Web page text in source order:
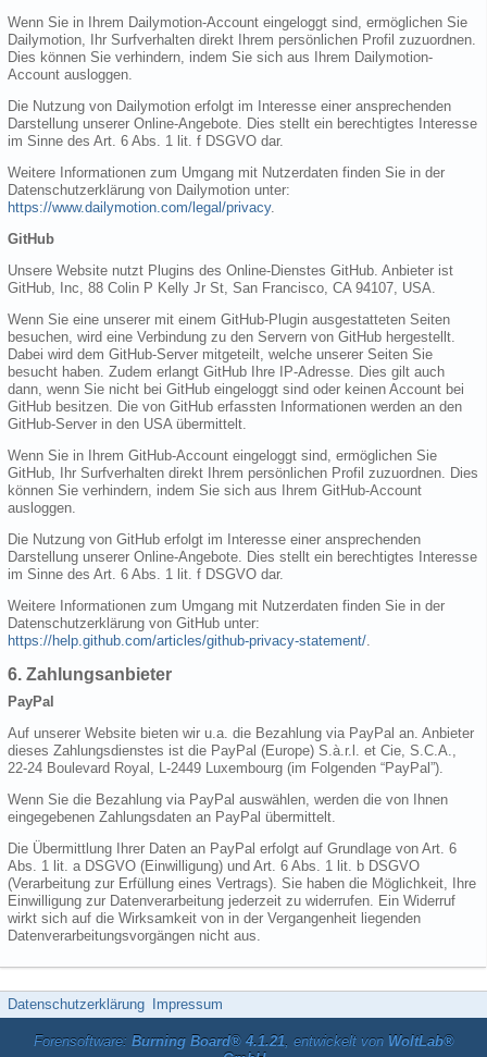
Wenn Sie in Ihrem Dailymotion-Account eingeloggt sind, ermöglichen Sie
Dailymotion, Ihr Surfverhalten direkt Ihrem persönlichen Profil zuzuordnen.
Dies können Sie verhindern, indem Sie sich aus Ihrem Dailymotion-
Account ausloggen.
Die Nutzung von Dailymotion erfolgt im Interesse einer ansprechenden
Darstellung unserer Online-Angebote. Dies stellt ein berechtigtes Interesse
im Sinne des Art. 6 Abs. 1 lit. f DSGVO dar.
Weitere Informationen zum Umgang mit Nutzerdaten finden Sie in der
Datenschutzerklärung von Dailymotion unter:
https://www.dailymotion.com/legal/privacy.
GitHub
Unsere Website nutzt Plugins des Online-Dienstes GitHub. Anbieter ist
GitHub, Inc, 88 Colin P Kelly Jr St, San Francisco, CA 94107, USA.
Wenn Sie eine unserer mit einem GitHub-Plugin ausgestatteten Seiten
besuchen, wird eine Verbindung zu den Servern von GitHub hergestellt.
Dabei wird dem GitHub-Server mitgeteilt, welche unserer Seiten Sie
besucht haben. Zudem erlangt GitHub Ihre IP-Adresse. Dies gilt auch
dann, wenn Sie nicht bei GitHub eingeloggt sind oder keinen Account bei
GitHub besitzen. Die von GitHub erfassten Informationen werden an den
GitHub-Server in den USA übermittelt.
Wenn Sie in Ihrem GitHub-Account eingeloggt sind, ermöglichen Sie
GitHub, Ihr Surfverhalten direkt Ihrem persönlichen Profil zuzuordnen. Dies
können Sie verhindern, indem Sie sich aus Ihrem GitHub-Account
ausloggen.
Die Nutzung von GitHub erfolgt im Interesse einer ansprechenden
Darstellung unserer Online-Angebote. Dies stellt ein berechtigtes Interesse
im Sinne des Art. 6 Abs. 1 lit. f DSGVO dar.
Weitere Informationen zum Umgang mit Nutzerdaten finden Sie in der
Datenschutzerklärung von GitHub unter:
https://help.github.com/articles/github-privacy-statement/
6. Zahlungsanbieter
PayPal
Auf unserer Website bieten wir u.a. die Bezahlung via PayPal an. Anbieter
dieses Zahlungsdienstes ist die PayPal (Europe) S.à.r.l. et Cie, S.C.A.,
22-24 Boulevard Royal, L-2449 Luxembourg (im Folgenden “PayPal”).
Wenn Sie die Bezahlung via PayPal auswählen, werden die von Ihnen
eingegebenen Zahlungsdaten an PayPal übermittelt.
Die Übermittlung Ihrer Daten an PayPal erfolgt auf Grundlage von Art. 6
Abs. 1 lit. a DSGVO (Einwilligung) und Art. 6 Abs. 1 lit. b DSGVO
(Verarbeitung zur Erfüllung eines Vertrags). Sie haben die Möglichkeit, Ihre
Einwilligung zur Datenverarbeitung jederzeit zu widerrufen. Ein Widerruf
wirkt sich auf die Wirksamkeit von in der Vergangenheit liegenden
Datenverarbeitungsvorgängen nicht aus.
Datenschutzerklärung Impressum
Forensoftware: Burning Board® 4.1.21, entwickelt von WoltLab®